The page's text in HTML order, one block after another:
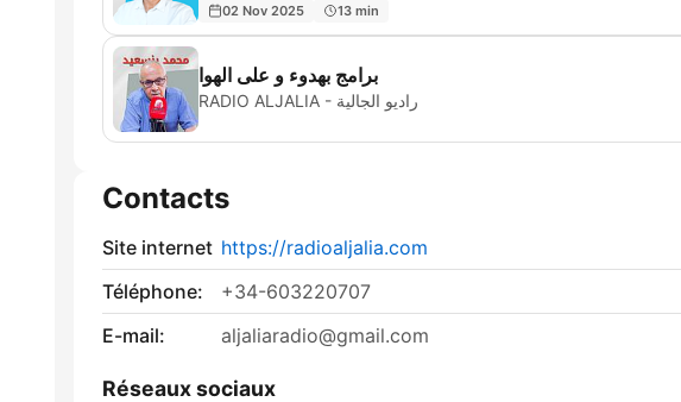
02 Nov 2025 13 min
برامج بهدوء و على الهوا
RADIO ALJALIA - راديو الجالية
Contacts
Site internet https://radioaljalia.com
Téléphone:
+34-603220707
E-mail:
aljaliaradio@gmail.com
Réseaux sociaux